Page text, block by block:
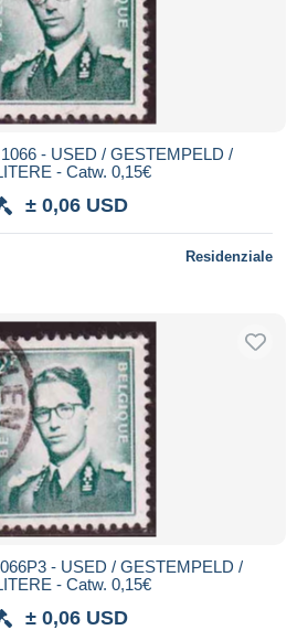
- USED / GESTEMPELD /
- Catw. 0,15€
± 0,06 USD
Residenziale
- USED / GESTEMPELD /
- Catw. 0,15€
± 0,06 USD